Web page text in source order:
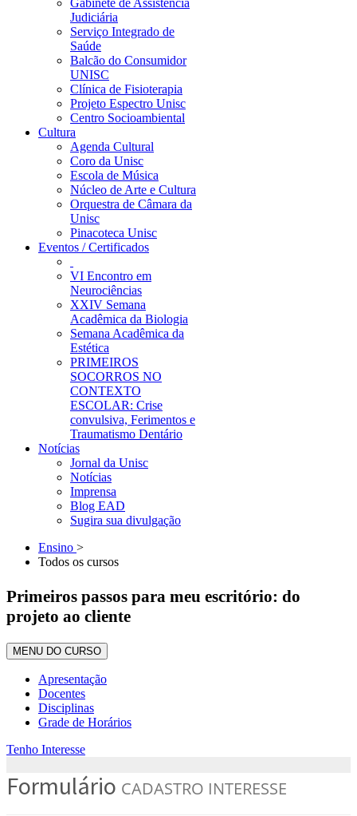
Gabinete de Assistência
Judiciária
Serviço Integrado de
Saúde
Balcão do Consumidor
UNISC
Clínica de Fisioterapia
Projeto Espectro Unisc
Centro Socioambiental
Cultura
Agenda Cultural
Coro da Unisc
Escola de Música
Núcleo de Arte e Cultura
Orquestra de Câmara da
Unisc
Pinacoteca Unisc
Eventos / Certificados
VI Encontro em
Neurociências
XXIV Semana
Acadêmica da Biologia
Semana Acadêmica da
Estética
PRIMEIROS
SOCORROS NO
CONTEXTO
ESCOLAR: Crise
convulsiva, Ferimentos e
Traumatismo Dentário
Notícias
Jornal da Unisc
Notícias
Imprensa
Blog EAD
Sugira sua divulgação
Ensino >
Todos os cursos
Primeiros passos para meu escritório: do
projeto ao cliente
MENU DO CURSO
Apresentação
Docentes
Disciplinas
Grade de Horários
Tenho Interesse